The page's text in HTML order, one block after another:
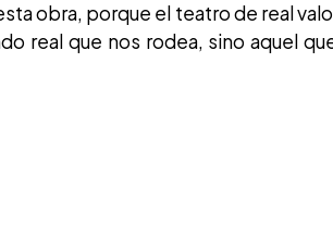
obra, porque el teatro de real
real que nos rodea, sino aquel